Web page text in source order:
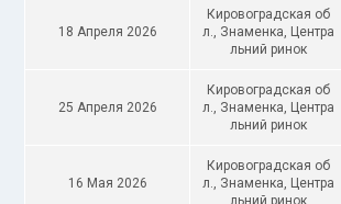
18 Апреля 2026
Кировоградская об
л., Знаменка, Центра
льний ринок
25 Апреля 2026
Кировоградская об
л., Знаменка, Центра
льний ринок
16 Мая 2026
Кировоградская об
л., Знаменка, Центра
льний ринок